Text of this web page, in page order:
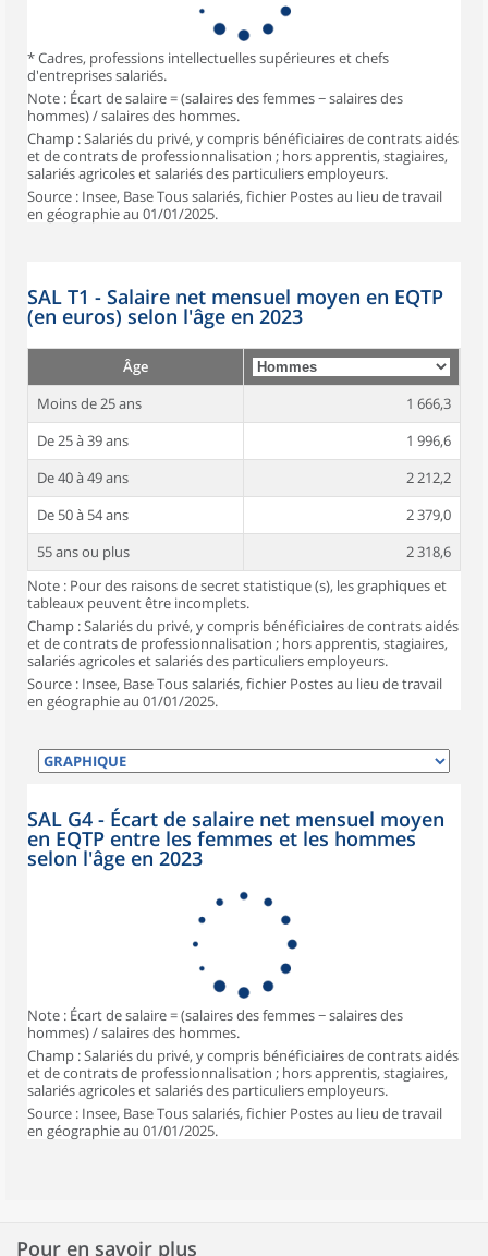
* Cadres, professions intellectuelles supérieures et chefs
d'entreprises salariés.
Note : Écart de salaire = (salaires des femmes − salaires des
hommes) / salaires des hommes.
Champ : Salariés du privé, y compris bénéficiaires de contrats aidés
et de contrats de professionnalisation ; hors apprentis, stagiaires,
salariés agricoles et salariés des particuliers employeurs.
Source : Insee, Base Tous salariés, fichier Postes au lieu de travail
en géographie au 01/01/2025.
SAL T1 - Salaire net mensuel moyen en EQTP
(en euros) selon l'âge en 2023
Âge
Moins de 25 ans
1 666,3
De 25 à 39 ans
1 996,6
De 40 à 49 ans
2 212,2
De 50 à 54 ans
2 379,0
55 ans ou plus
2 318,6
Note : Pour des raisons de secret statistique (s), les graphiques et
tableaux peuvent être incomplets.
Champ : Salariés du privé, y compris bénéficiaires de contrats aidés
et de contrats de professionnalisation ; hors apprentis, stagiaires,
salariés agricoles et salariés des particuliers employeurs.
Source : Insee, Base Tous salariés, fichier Postes au lieu de travail
en géographie au 01/01/2025.
SAL G4 - Écart de salaire net mensuel moyen
en EQTP entre les femmes et les hommes
selon l'âge en 2023
Note : Écart de salaire = (salaires des femmes − salaires des
hommes) / salaires des hommes.
Champ : Salariés du privé, y compris bénéficiaires de contrats aidés
et de contrats de professionnalisation ; hors apprentis, stagiaires,
salariés agricoles et salariés des particuliers employeurs.
Source : Insee, Base Tous salariés, fichier Postes au lieu de travail
en géographie au 01/01/2025.
Pour en savoir plus